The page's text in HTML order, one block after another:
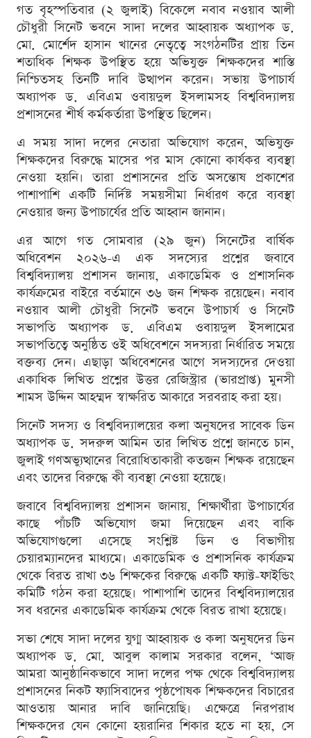
গত বৃহস্পতিবার (২ জুলাই) বিকেলে নবাব নওয়াব আলী
চৌধুরী সিনেট ভবনে সাদা দলের আহ্বায়ক অধ্যাপক ড.
মো. মোর্শেদ হাসান খানের নেতৃত্বে সংগঠনটির প্রায় তিন
শতাধিক শিক্ষক উপস্থিত হয়ে অভিযুক্ত শিক্ষকদের শাস্তি
নিশ্চিতসহ তিনটি দাবি উত্থাপন করেন। সভায় উপাচার্য
অধ্যাপক ড. এবিএম ওবায়দুল ইসলামসহ বিশ্ববিদ্যালয়
প্রশাসনের শীর্ষ কর্মকর্তারা উপস্থিত ছিলেন।
এ সময় সাদা দলের নেতারা অভিযোগ করেন, অভিযুক্ত
শিক্ষকদের বিরুদ্ধে মাসের পর মাস কোনো কার্যকর ব্যবস্থা
নেওয়া হয়নি। তারা প্রশাসনের প্রতি অসন্তোষ প্রকাশের
পাশাপাশি একটি নির্দিষ্ট সময়সীমা নির্ধারণ করে ব্যবস্থা
নেওয়ার জন্য উপাচার্যের প্রতি আহ্বান জানান।
এর আগে গত সোমবার (২৯ জুন) সিনেটের বার্ষিক
অধিবেশন ২০২৬-এ এক সদস্যের প্রশ্নের জবাবে
বিশ্ববিদ্যালয় প্রশাসন জানায়, একাডেমিক ও প্রশাসনিক
কার্যক্রমের বাইরে বর্তমানে ৩৬ জন শিক্ষক রয়েছেন। নবাব
নওয়াব আলী চৌধুরী সিনেট ভবনে উপাচার্য ও সিনেট
সভাপতি অধ্যাপক ড. এবিএম ওবায়দুল ইসলামের
সভাপতিত্বে অনুষ্ঠিত ওই অধিবেশনে সদস্যরা নির্ধারিত সময়ে
বক্তব্য দেন। এছাড়া অধিবেশনের আগে সদস্যদের দেওয়া
একাধিক লিখিত প্রশ্নের উত্তর রেজিস্ট্রার (ভারপ্রাপ্ত) মুনসী
শামস উদ্দিন আহম্মদ স্বাক্ষরিত আকারে সরবরাহ করা হয়।
সিনেট সদস্য ও বিশ্ববিদ্যালয়ের কলা অনুষদের সাবেক ডিন
অধ্যাপক ড. সদরুল আমিন তার লিখিত প্রশ্নে জানতে চান,
জুলাই গণঅভ্যুত্থানের বিরোধিতাকারী কতজন শিক্ষক রয়েছেন
এবং তাদের বিরুদ্ধে কী ব্যবস্থা নেওয়া হয়েছে।
জবাবে বিশ্ববিদ্যালয় প্রশাসন জানায়, শিক্ষার্থীরা উপাচার্যের
কাছে পাঁচটি অভিযোগ জমা দিয়েছেন এবং বাকি
অভিযোগগুলো এসেছে সংশ্লিষ্ট ডিন ও বিভাগীয়
চেয়ারম্যানদের মাধ্যমে। একাডেমিক ও প্রশাসনিক কার্যক্রম
থেকে বিরত রাখা ৩৬ শিক্ষকের বিরুদ্ধে একটি ফ্যাক্ট-ফাইন্ডিং
কমিটি গঠন করা হয়েছে। পাশাপাশি তাদের বিশ্ববিদ্যালয়ের
সব ধরনের একাডেমিক কার্যক্রম থেকে বিরত রাখা হয়েছে।
সভা শেষে সাদা দলের যুগ্ম আহ্বায়ক ও কলা অনুষদের ডিন
অধ্যাপক ড. মো. আবুল কালাম সরকার বলেন, ‘আজ
আমরা আনুষ্ঠানিকভাবে সাদা দলের পক্ষ থেকে বিশ্ববিদ্যালয়
প্রশাসনের নিকট ফ্যাসিবাদের পৃষ্ঠপোষক শিক্ষকদের বিচারের
আওতায় আনার দাবি জানিয়েছি। এক্ষেত্রে নিরপরাধ
শিক্ষকদের যেন কোনো হয়রানির শিকার হতে না হয়, সে